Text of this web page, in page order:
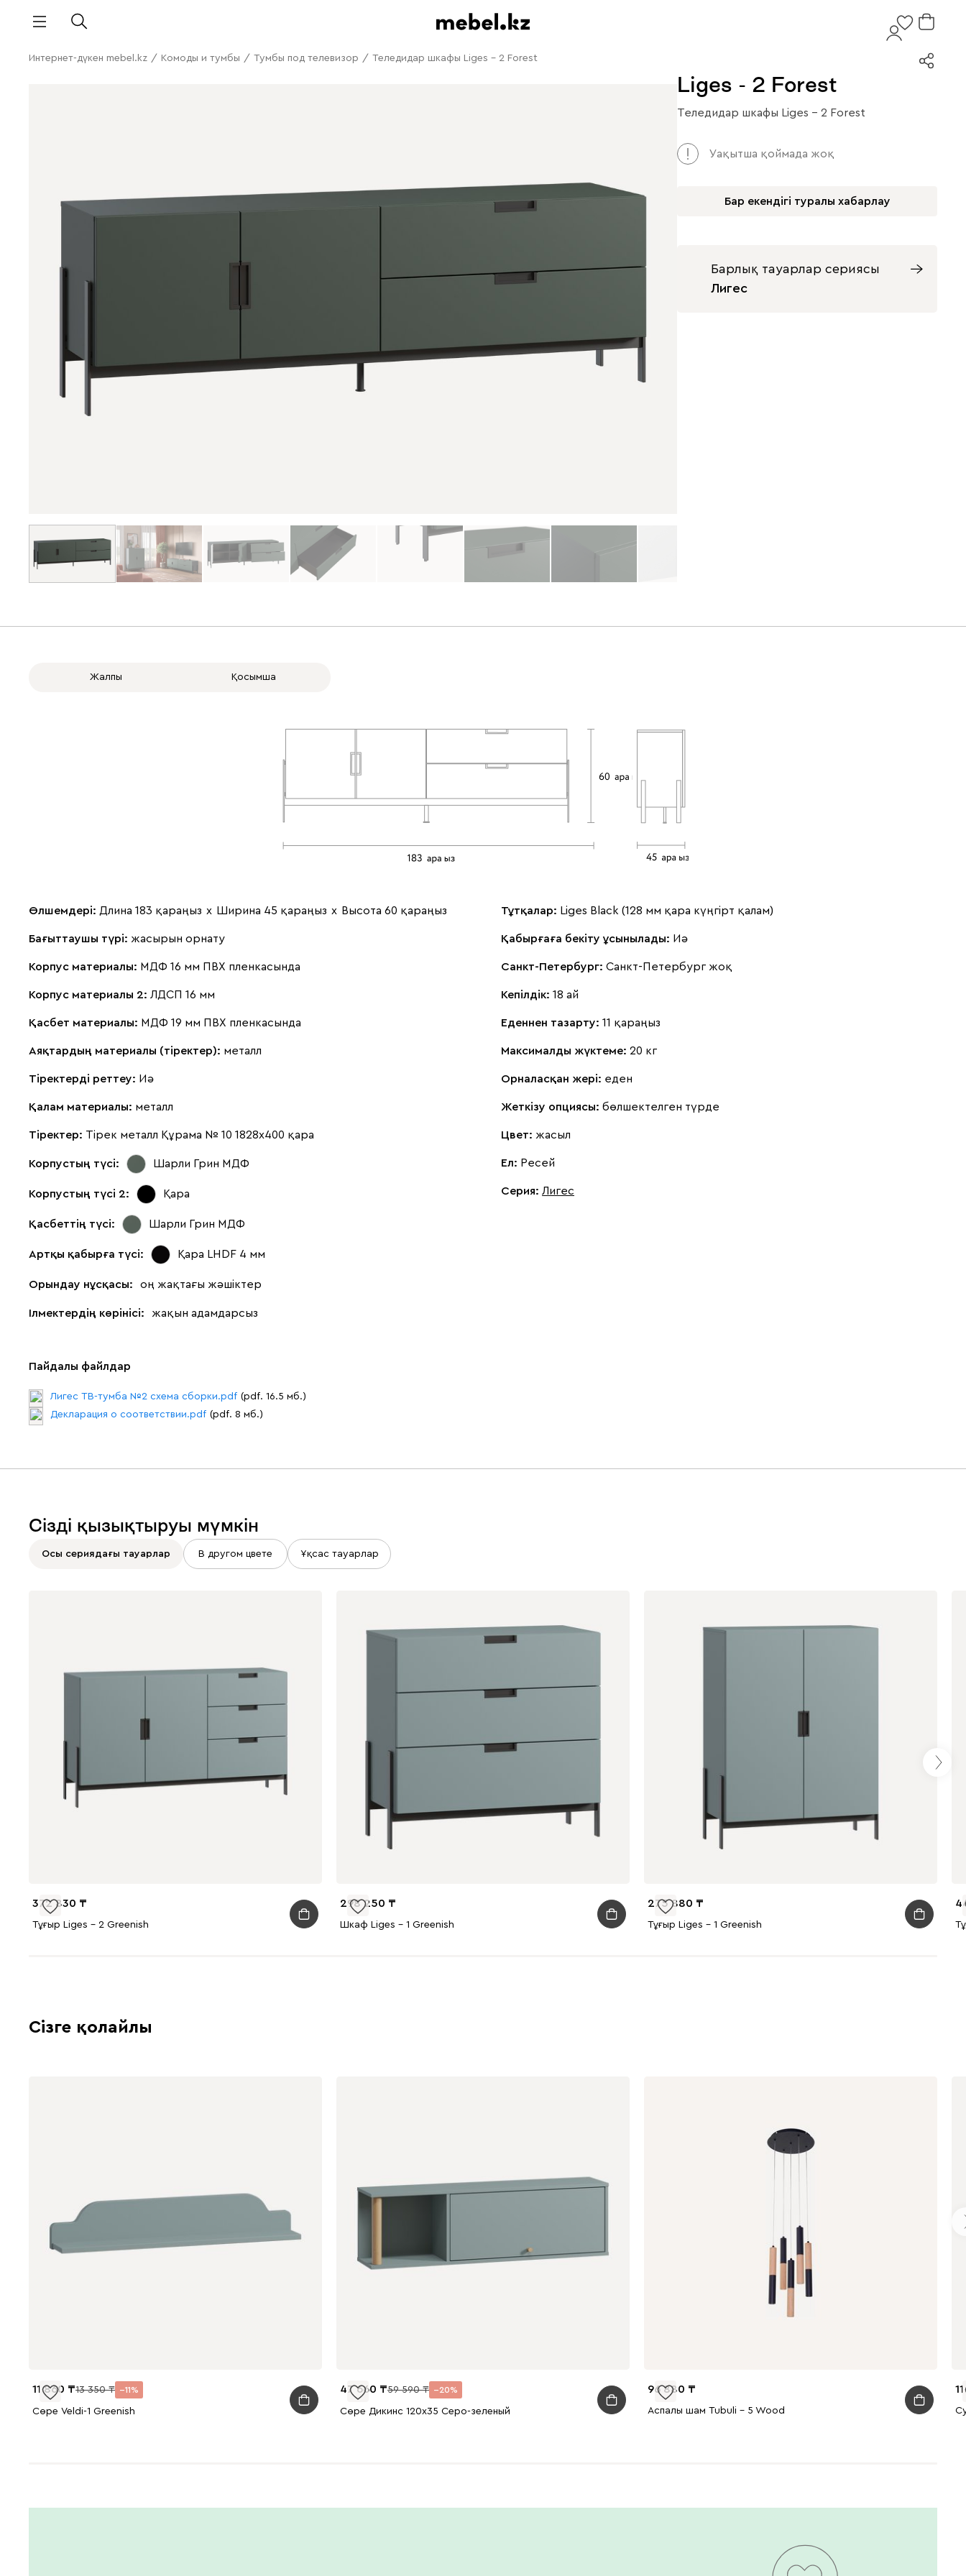
Интернет-дүкен mebel.kz / Комоды и тумбы / Тумбы под телевизор / Теледидар шкафы Liges - 2 Forest
Liges - 2 Forest
Теледидар шкафы Liges - 2 Forest
Уақытша қоймада жоқ
Бар екендігі туралы хабарлау
Барлық тауарлар сериясы
Лигес
Жалпы Қосымша
Өлшемдері: Длина 183 қараңыз х Ширина 45 қараңыз х Высота 60 қараңыз
Бағыттаушы түрі: жасырын орнату
Корпус материалы: МДФ 16 мм ПВХ пленкасында
Корпус материалы 2: ЛДСП 16 мм
Қасбет материалы: МДФ 19 мм ПВХ пленкасында
Аяқтардың материалы (тіректер): металл
Тіректерді реттеу: Иә
Қалам материалы: металл
Тіректер: Тірек металл Құрама № 10 1828х400 қара
Корпустың түсі: Шарли Грин МДФ
Корпустың түсі 2: Қара
Қасбеттің түсі: Шарли Грин МДФ
Артқы қабырға түсі: Қара LHDF 4 мм
Орындау нұсқасы: оң жақтағы жәшіктер
Ілмектердің көрінісі: жақын адамдарсыз
Тұтқалар: Liges Black (128 мм қара күңгірт қалам)
Қабырғаға бекіту ұсынылады: Иә
Санкт-Петербург: Санкт-Петербург жоқ
Кепілдік: 18 ай
Еденнен тазарту: 11 қараңыз
Максималды жүктеме: 20 кг
Орналасқан жері: еден
Жеткізу опциясы: бөлшектелген түрде
Цвет: жасыл
Ел: Ресей
Серия: Лигес
Пайдалы файлдар
Лигес ТВ-тумба №2 схема сборки.pdf (pdf. 16.5 мб.)
Декларация о соответствии.pdf (pdf. 8 мб.)
Сізді қызықтыруы мүмкін
Осы сериядағы тауарлар В другом цвете Ұқсас тауарлар
372 830
Тұғыр Liges - 2 Greenish
298 250
Шкаф Liges - 1 Greenish
275 880
Тұғыр Liges - 1 Greenish
Сізге қолайлы
11 860 13 350 11
Сөре Veldi-1 Greenish
47 660 59 590 20
Сөре Дикинс 120x35 Серо-зеленый
96 880
Аспалы шам Tubuli - 5 Wood